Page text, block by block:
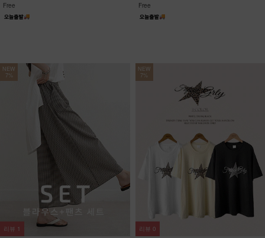
Free Free
NEW
7%
리뷰 1
NEW
7%
리뷰 0